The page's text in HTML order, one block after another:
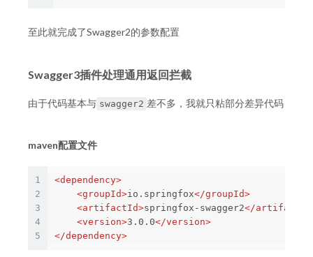
至此就完成了Swagger2的参数配置
Swagger3插件处理通用返回拦截
由于代码基本与 swagger2 差不多，我就只粘部分差异代码
maven配置文件
1
2
3
4
5
<dependency>
<groupId>io.springfox</groupId>
<artifactId>springfox-swagger2</
<version>3.0.0</version>
</dependency>